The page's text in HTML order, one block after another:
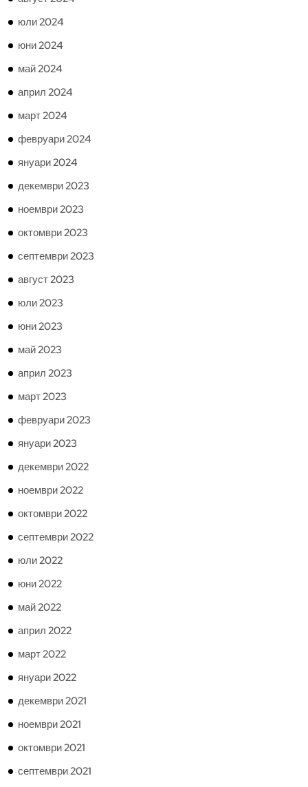
юли 2024
юни 2024
май 2024
април 2024
март 2024
февруари 2024
януари 2024
декември 2023
ноември 2023
октомври 2023
септември 2023
август 2023
юли 2023
юни 2023
май 2023
април 2023
март 2023
февруари 2023
януари 2023
декември 2022
ноември 2022
октомври 2022
септември 2022
юли 2022
юни 2022
май 2022
април 2022
март 2022
януари 2022
декември 2021
ноември 2021
октомври 2021
септември 2021